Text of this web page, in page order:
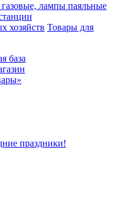
лампы паяльные
Товары для
база
праздники!